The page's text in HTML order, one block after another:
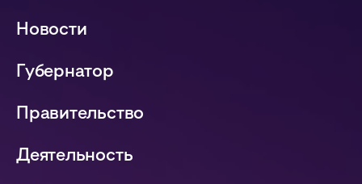
Новости
Губернатор
Правительство
Деятельность